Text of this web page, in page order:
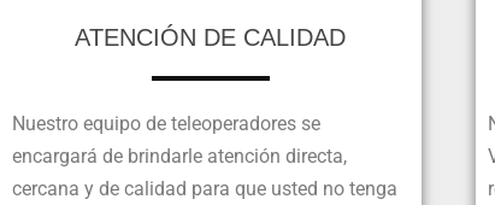
ATENCIÓN DE CALIDAD
Nuestro equipo de teleoperadores se
encargará de brindarle atención directa,
cercana y de calidad para que usted no tenga